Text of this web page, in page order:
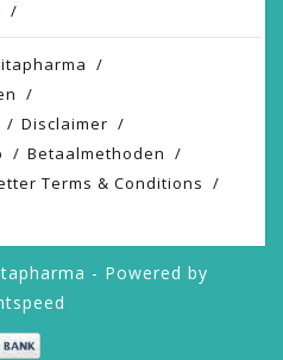
Disclaimer
Betaalmethoden
Terms & Conditions
- Powered by